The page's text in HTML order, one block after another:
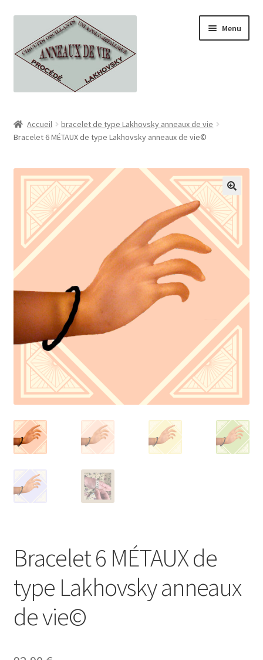
la
navigation
contenu
Menu
Boutique
Tous nos produits
contact
Georges et Serge lakhovsky
Mentions légales
Mon compte
Panier
Politique de confidentialité
Validation de la commande
Accueil
bracelet de type Lakhovsky anneaux de vie
Bracelet 6 MÉTAUX de type Lakhovsky anneaux de vie©
Bracelet 6 MÉTAUX de
type Lakhovsky anneaux
de vie©